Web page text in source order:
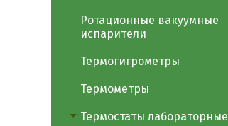
Ротационные вакуумные
испарители
Термогигрометры
Термометры
Термостаты лабораторные